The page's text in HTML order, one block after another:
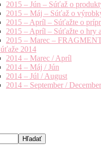
2015 – Jún – Súťaž o
2015 – Máj – Súťaž o
2015 – Apríl – Súťažte o
2015 – Apríl – Súťažte o hry
2015 – Marec –
2014
2014 – Marec / Apríl
2014 – Máj / Jún
2014 – Júl / August
2014 – September / December